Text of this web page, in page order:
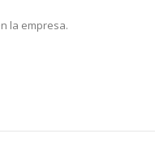
la empresa.